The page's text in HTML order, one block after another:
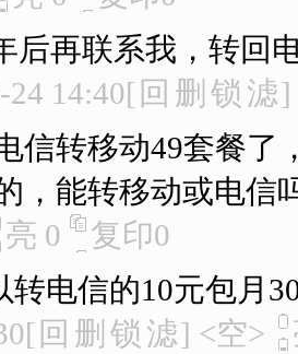
后再联系我，转回
24 14:40[ 回 删 锁 滤]
信转移动49套餐了
，能转移动或电信
亮 0 复印0
转电信的10元包月
[ 回 删 锁 滤] <空>